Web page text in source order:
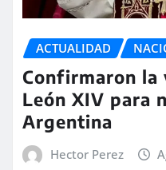
ACTUALIDAD
Confirmaron la
León XIV para
Argentina
Hector Perez